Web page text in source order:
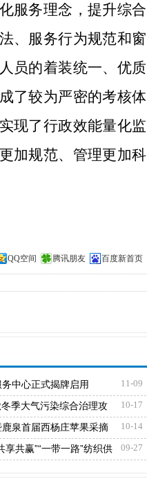
服务理念，提升综合
、服务行为规范和窗
员的着装统一、优质
了较为严密的考核体
现了行政效能量化监
加规范、管理更加科
QQ空间 腾讯朋友 百度新首页
11-09
中心正式揭牌启用
10-17
季大气污染综合治理攻
10-14
泉首届西杨庄苹果采摘
09-27
共赢”“一带一路”纺织供